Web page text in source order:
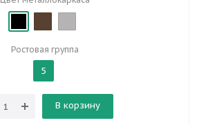
Ростовая группа
5
В корзину